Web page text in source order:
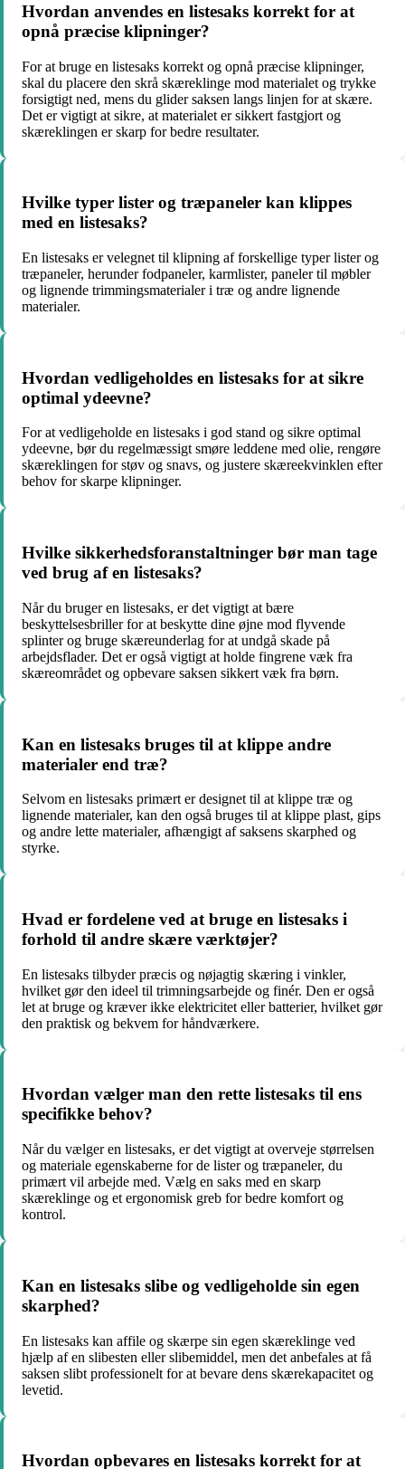
Hvordan anvendes en listesaks korrekt for at
opnå præcise klipninger?
For at bruge en listesaks korrekt og opnå præcise klipninger,
skal du placere den skrå skæreklinge mod materialet og trykke
forsigtigt ned, mens du glider saksen langs linjen for at skære.
Det er vigtigt at sikre, at materialet er sikkert fastgjort og
skæreklingen er skarp for bedre resultater.
Hvilke typer lister og træpaneler kan klippes
med en listesaks?
En listesaks er velegnet til klipning af forskellige typer lister og
træpaneler, herunder fodpaneler, karmlister, paneler til møbler
og lignende trimmingsmaterialer i træ og andre lignende
materialer.
Hvordan vedligeholdes en listesaks for at sikre
optimal ydeevne?
For at vedligeholde en listesaks i god stand og sikre optimal
ydeevne, bør du regelmæssigt smøre leddene med olie, rengøre
skæreklingen for støv og snavs, og justere skæreekvinklen efter
behov for skarpe klipninger.
Hvilke sikkerhedsforanstaltninger bør man tage
ved brug af en listesaks?
Når du bruger en listesaks, er det vigtigt at bære
beskyttelsesbriller for at beskytte dine øjne mod flyvende
splinter og bruge skæreunderlag for at undgå skade på
arbejdsflader. Det er også vigtigt at holde fingrene væk fra
skæreområdet og opbevare saksen sikkert væk fra børn.
Kan en listesaks bruges til at klippe andre
materialer end træ?
Selvom en listesaks primært er designet til at klippe træ og
lignende materialer, kan den også bruges til at klippe plast, gips
og andre lette materialer, afhængigt af saksens skarphed og
styrke.
Hvad er fordelene ved at bruge en listesaks i
forhold til andre skære værktøjer?
En listesaks tilbyder præcis og nøjagtig skæring i vinkler,
hvilket gør den ideel til trimningsarbejde og finér. Den er også
let at bruge og kræver ikke elektricitet eller batterier, hvilket gør
den praktisk og bekvem for håndværkere.
Hvordan vælger man den rette listesaks til ens
specifikke behov?
Når du vælger en listesaks, er det vigtigt at overveje størrelsen
og materiale egenskaberne for de lister og træpaneler, du
primært vil arbejde med. Vælg en saks med en skarp
skæreklinge og et ergonomisk greb for bedre komfort og
kontrol.
Kan en listesaks slibe og vedligeholde sin egen
skarphed?
En listesaks kan affile og skærpe sin egen skæreklinge ved
hjælp af en slibesten eller slibemiddel, men det anbefales at få
saksen slibt professionelt for at bevare dens skærekapacitet og
levetid.
Hvordan opbevares en listesaks korrekt for at